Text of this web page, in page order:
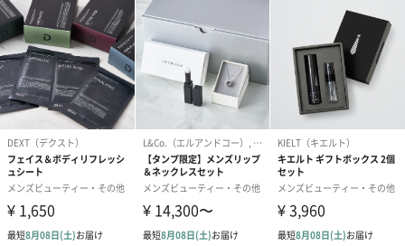
商品オプション情報
お届けボックスオプション
配送用のダンボールを装飾いたします。お相手のご住所に直接お
送りする際に人気のオプションです。お相手に直接手渡しする場
合は、紙袋との併用もおすすめです。